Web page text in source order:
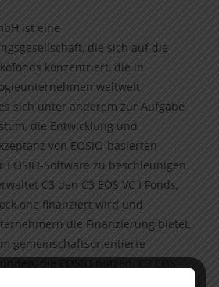
ist eine
die sich auf die
konzentriert, die in
weltweit
sich unter anderem zur Aufgabe
die Entwicklung und
von EOSIO-basierten
EOSIO-Software zu beschleunigen.
C3 den C3 EOS VC I Fonds,
finanziert wird und
die Finanzierung bietet,
gemeinschaftsorientierte